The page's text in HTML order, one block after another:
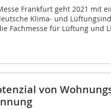
Frankfurt geht 2021 mit
Klima- und
Fachmesse für Lüftung und
von